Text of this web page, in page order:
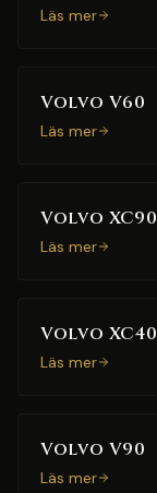
Läs mer
Volvo V60
Läs mer
Volvo XC90
Läs mer
Volvo XC40
Läs mer
Volvo V90
Läs mer